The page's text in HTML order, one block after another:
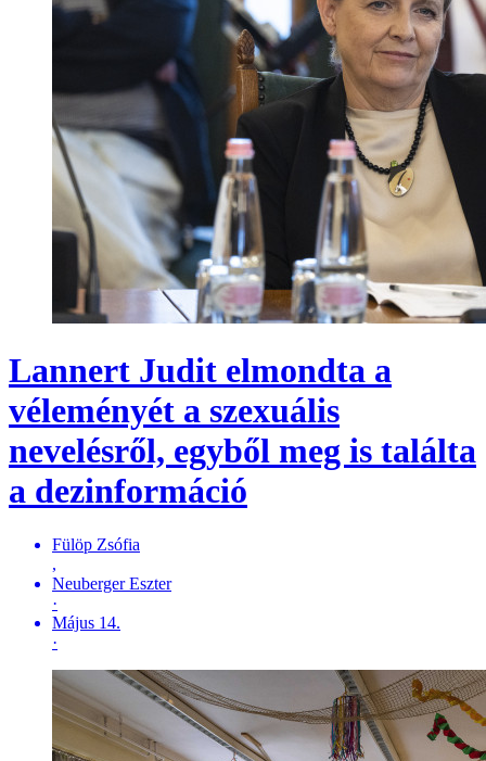
Lannert Judit elmondta a
véleményét a szexuális
nevelésről, egyből meg is találta
a dezinformáció
Fülöp Zsófia
,
Neuberger Eszter
·
Május 14.
·